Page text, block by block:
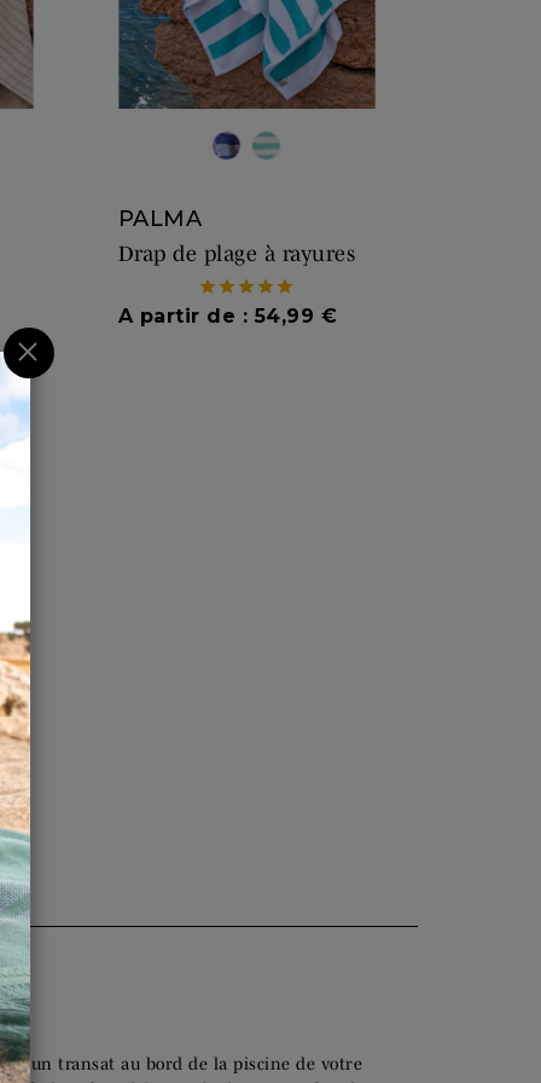
RAYURES BLEU/BLEU
RAYURES BLANC /BLEU
PALMA
Drap de plage à rayures

Prix
A partir de : 54,99 €
un transat au bord de la piscine de votre
×